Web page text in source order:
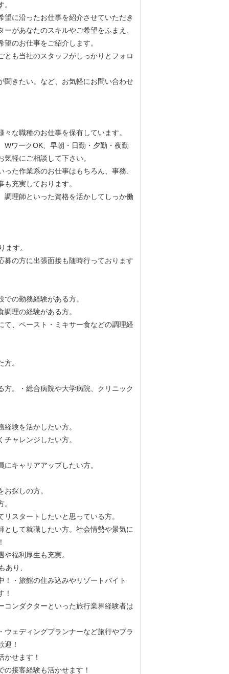
に沿ったお仕事を紹介させていただき
があなたのスキルやご希望をふまえ、
のお仕事をご紹介します。
も当社のスタッフがしっかりとフォロ
聞きたい。など、お気軽にお問い合わせ
な職種のお仕事を保有しています。
ワークOK、早朝・日勤・夕勤・夜勤
軽にご相談して下さい。
た作業系のお仕事はもちろん、事務、
充実しております。
調理師といった資格を活かしてしっか働
ます。
募の方に出張面接も随時行っております
の勤務経験がある方。
理の経験がある方。
て、ペースト・ミキサー食などの調理経
。
。・総合病院や大学病院、クリニック
験を活かしたい方。
ャレンジしたい方。
キャリアアップしたい方。
探しの方。
スタートしたいと思っている方。
として就職したい方。社会情勢や景気に
福利厚生も充実。
あり、
・旅館の住み込みやリゾートバイト
！
コンダクターといった旅行業界経験者は
ェディングプランナーなど旅行やブラ
迎！
かせます！
接客経験も活かせます！